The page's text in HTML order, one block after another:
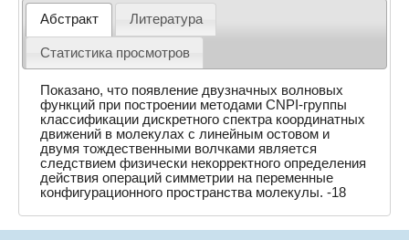
Абстракт Литература
Статистика просмотров
Показано, что появление двузначных волновых
функций при построении методами CNPI-группы
классификации дискретного спектра координатных
движений в молекулах с линейным остовом и
двумя тождественными волчками является
следствием физически некорректного определения
действия операций симметрии на переменные
конфигурационного пространства молекулы. -18